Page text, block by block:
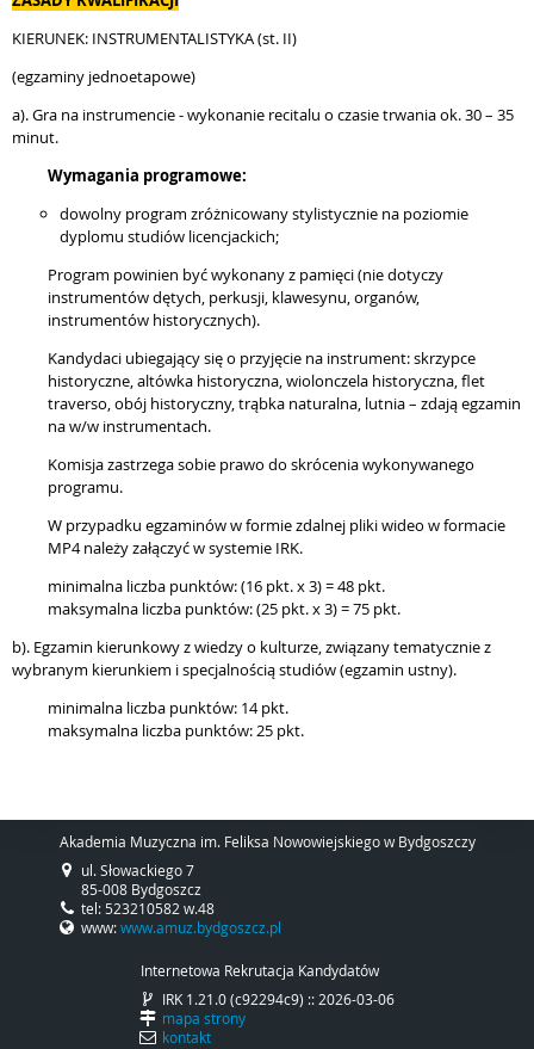
KIERUNEK: INSTRUMENTALISTYKA (st. II)
(egzaminy jednoetapowe)
a). Gra na instrumencie - wykonanie recitalu o czasie trwania ok. 30 – 35
minut.
Wymagania programowe:
dowolny program zróżnicowany stylistycznie na poziomie
dyplomu studiów licencjackich;
Program powinien być wykonany z pamięci (nie dotyczy
instrumentów dętych, perkusji, klawesynu, organów,
instrumentów historycznych).
Kandydaci ubiegający się o przyjęcie na instrument: skrzypce
historyczne, altówka historyczna, wiolonczela historyczna, flet
traverso, obój historyczny, trąbka naturalna, lutnia – zdają egzamin
na w/w instrumentach.
Komisja zastrzega sobie prawo do skrócenia wykonywanego
programu.
W przypadku egzaminów w formie zdalnej pliki wideo w formacie
MP4 należy załączyć w systemie IRK.
minimalna liczba punktów: (16 pkt. x 3) = 48 pkt.
maksymalna liczba punktów: (25 pkt. x 3) = 75 pkt.
b). Egzamin kierunkowy z wiedzy o kulturze, związany tematycznie z
wybranym kierunkiem i specjalnością studiów (egzamin ustny).
minimalna liczba punktów: 14 pkt.
maksymalna liczba punktów: 25 pkt.
Akademia Muzyczna im. Feliksa Nowowiejskiego w Bydgoszczy
ul. Słowackiego 7
85-008 Bydgoszcz
tel: 523210582 w.48
www:www.amuz.bydgoszcz.pl
Internetowa Rekrutacja Kandydatów
IRK 1.21.0 (c92294c9) :: 2026-03-06
mapa strony
kontakt